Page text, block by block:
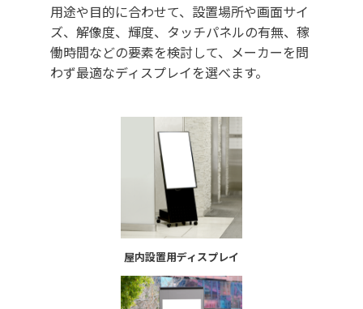
用途や目的に合わせて、設置場所や画面サイ
ズ、解像度、輝度、タッチパネルの有無、稼
働時間などの要素を検討して、メーカーを問
わず最適なディスプレイを選べます。
屋内設置用ディスプレイ